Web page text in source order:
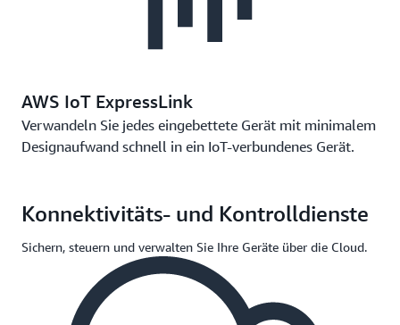
AWS IoT ExpressLink
Verwandeln Sie jedes eingebettete Gerät mit minimalem
Designaufwand schnell in ein IoT-verbundenes Gerät.
Konnektivitäts- und Kontrolldienste
Sichern, steuern und verwalten Sie Ihre Geräte über die Cloud.